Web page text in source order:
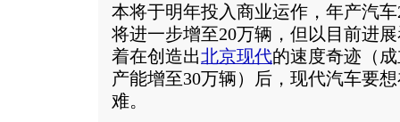
本将于明年投入商业运作，年产汽
将进一步增至20万辆，但以目前进
着在创造出北京现代的速度奇迹（
产能增至30万辆）后，现代汽车要
难。